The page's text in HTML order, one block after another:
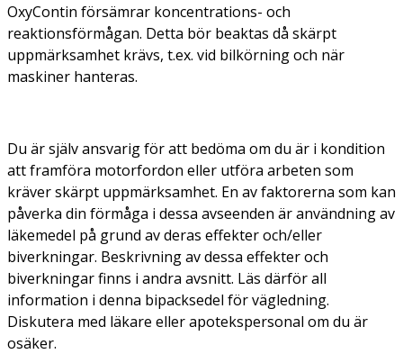
OxyContin försämrar koncentrations- och
reaktionsförmågan. Detta bör beaktas då skärpt
uppmärksamhet krävs, t.ex. vid bilkörning och när
maskiner hanteras.
Du är själv ansvarig för att bedöma om du är i kondition
att framföra motorfordon eller utföra arbeten som
kräver skärpt uppmärksamhet. En av faktorerna som kan
påverka din förmåga i dessa avseenden är användning av
läkemedel på grund av deras effekter och/eller
biverkningar. Beskrivning av dessa effekter och
biverkningar finns i andra avsnitt. Läs därför all
information i denna bipacksedel för vägledning.
Diskutera med läkare eller apotekspersonal om du är
osäker.